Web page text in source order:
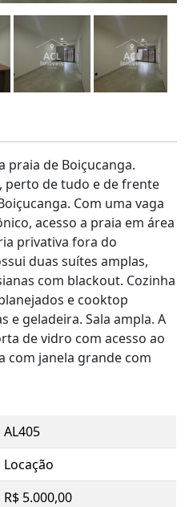
praia de Boiçucanga.
perto de tudo e de frente
Com uma vaga
acesso a praia em área
privativa fora do
duas suítes amplas,
com blackout. Cozinha
e cooktop
e geladeira. Sala ampla. A
de vidro com acesso ao
com janela grande com
AL405
Locação
R$ 5.000,00